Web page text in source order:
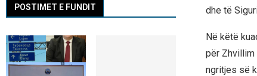
dhe të
Në këtë
për Zhvillim
ngritjes së
POSTIMET E FUNDIT